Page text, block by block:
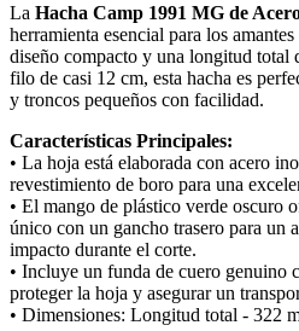
La Hacha Camp 1991 MG de
herramienta esencial para los
diseño compacto y una longitud total
filo de casi 12 cm, esta hacha es
y troncos pequeños con facilidad.
Características Principales:
• La hoja está elaborada con acero
revestimiento de boro para una
• El mango de plástico verde oscuro
único con un gancho trasero para un
impacto durante el corte.
• Incluye un funda de cuero genuino
proteger la hoja y asegurar un
• Dimensiones: Longitud total - 322